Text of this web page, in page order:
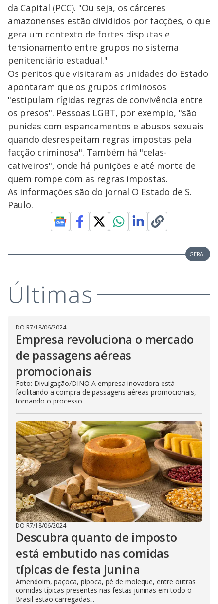
da Capital (PCC). "Ou seja, os cárceres
amazonenses estão divididos por facções, o que
gera um contexto de fortes disputas e
tensionamento entre grupos no sistema
penitenciário estadual."
Os peritos que visitaram as unidades do Estado
apontaram que os grupos criminosos
"estipulam rígidas regras de convivência entre
os presos". Pessoas LGBT, por exemplo, "são
punidas com espancamentos e abusos sexuais
quando desrespeitam regras impostas pela
facção criminosa". Também há "celas-
cativeiros", onde há punições e até morte de
quem rompe com as regras impostas.
As informações são do jornal O Estado de S.
Paulo.
GERAL
Últimas
DO R7/18/06/2024
Empresa revoluciona o mercado
de passagens aéreas
promocionais
Foto: Divulgação/DINO A empresa inovadora está
facilitando a compra de passagens aéreas promocionais,
tornando o processo...
DO R7/18/06/2024
Descubra quanto de imposto
está embutido nas comidas
típicas de festa junina
Amendoim, paçoca, pipoca, pé de moleque, entre outras
comidas típicas presentes nas festas juninas em todo o
Brasil estão carregadas...